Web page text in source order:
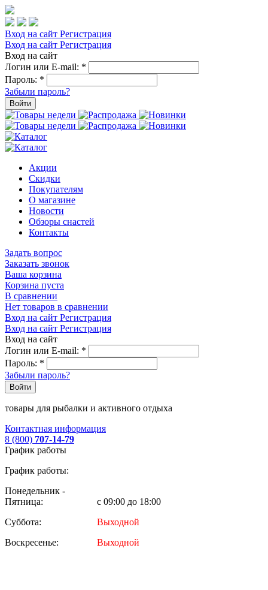
Вход на сайт Регистрация
Вход на сайт Регистрация
Вход на сайт
Логин или E-mail: *
Пароль: *
Забыли пароль?
Войти
Акции
Скидки
Покупателям
О магазине
Новости
Обзоры снастей
Контакты
Задать вопрос
Заказать звонок
Ваша корзина
Корзина пуста
В сравнении
Нет товаров в сравнении
Вход на сайт Регистрация
Вход на сайт Регистрация
Вход на сайт
Логин или E-mail: *
Пароль: *
Забыли пароль?
Войти
товары для рыбалки и активного отдыха
Контактная информация
8 (800) 707-14-79
График работы
График работы:
Понедельник -
Пятница:
с 09:00 до 18:00
Суббота:
Выходной
Воскресенье:
Выходной